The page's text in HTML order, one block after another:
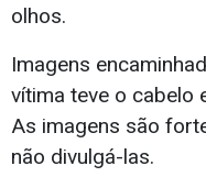
olhos.
Imagens
vítima teve o cabelo
As imagens são
não divulgá-las.